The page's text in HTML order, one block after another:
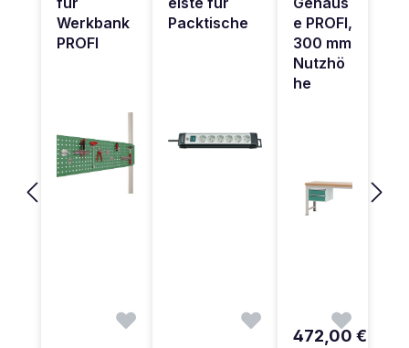
Werkbank
PROFI
Packtische
e PROFI,
300 mm
Nutzhö
he
472,00 €